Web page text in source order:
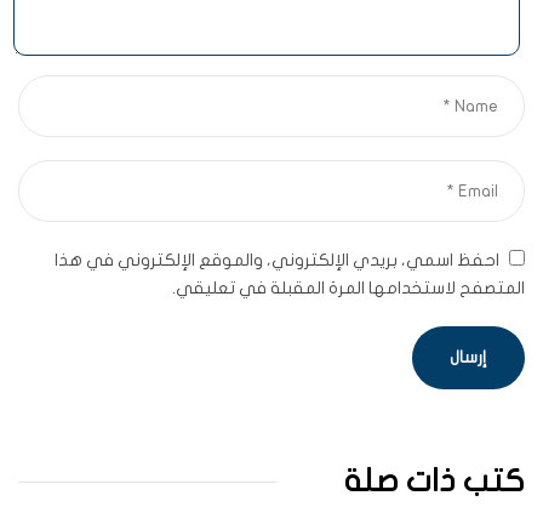
احفظ اسمي، بريدي الإلكتروني، والموقع الإلكتروني في هذا
المتصفح لاستخدامها المرة المقبلة في تعليقي.
كتب ذات صلة